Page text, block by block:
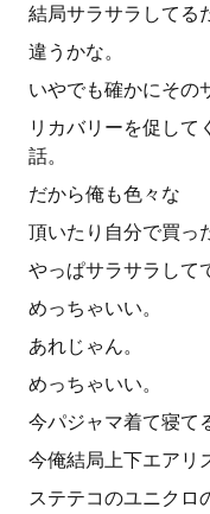
結局サラサラしてる
違うかな。
いやでも確かにその
リカバリーを促して
話。
だから俺も色々な
頂いたり自分で買っ
やっぱサラサラして
めっちゃいい。
あれじゃん。
めっちゃいい。
今パジャマ着て寝て
今俺結局上下エアリ
ステテコのユニクロ